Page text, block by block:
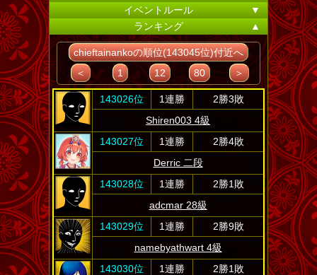
イベントルール
▼
ランキング
▲
chieftainankoの順位(143045位)付近へ
＜
1 12 80 ＞
143026位 1連勝
2勝3敗
Shiren003 4級
143027位
1連勝
2勝4敗
Derric 二段
143028位
1連勝
2勝1敗
adcmar 28級
143029位
1連勝
2勝9敗
namebyathwart 4級
143030位
1連勝
2勝1敗